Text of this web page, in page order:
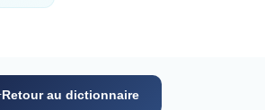
Retour au dictionnaire